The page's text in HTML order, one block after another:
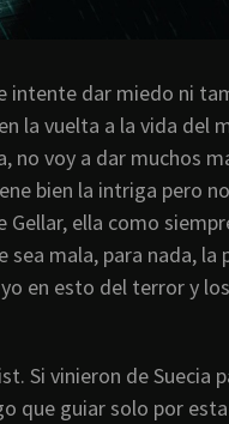
intente dar miedo ni
la vuelta a la vida del
no voy a dar muchos
bien la intriga pero
ella como
mala, para nada, la
en esto del terror y
Si vinieron de Suecia
que guiar solo por